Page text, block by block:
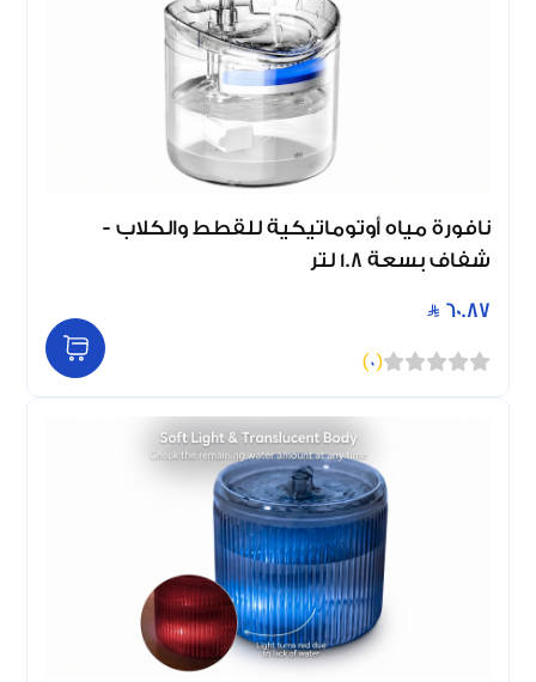
نافورة مياه أوتوماتيكية للقطط والكلاب -
شفاف بسعة 1.8 لتر
60.87
(
0
)